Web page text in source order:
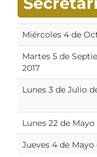
Miércoles 4 de
Martes 5 de
2017
Lunes 3 de Julio
Lunes 22 de Mayo
Jueves 4 de Mayo